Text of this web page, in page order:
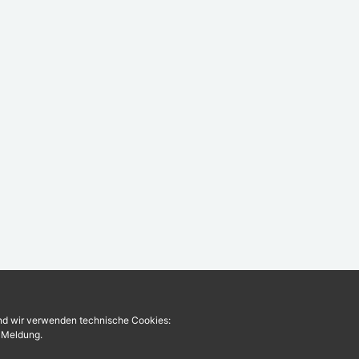
wir verwenden technische Cookies: